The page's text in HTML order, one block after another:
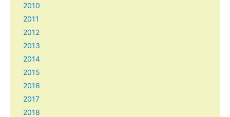
2010
2011
2012
2013
2014
2015
2016
2017
2018